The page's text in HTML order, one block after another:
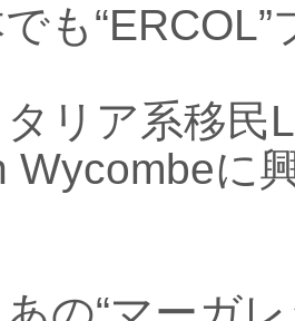
も
リア系移民
Wycombeに